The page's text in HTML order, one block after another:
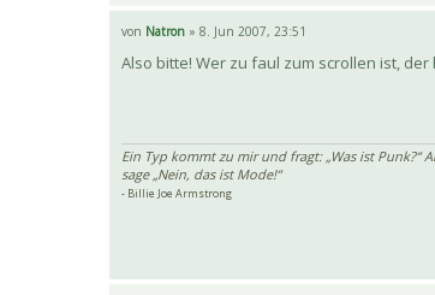
von Natron » 8. Jun 2007, 23:51
Also bitte! Wer zu faul zum scrollen ist,
Ein Typ kommt zu mir und fragt: „Was ist Punk?“
sage „Nein, das ist Mode!“
- Billie Joe Armstrong